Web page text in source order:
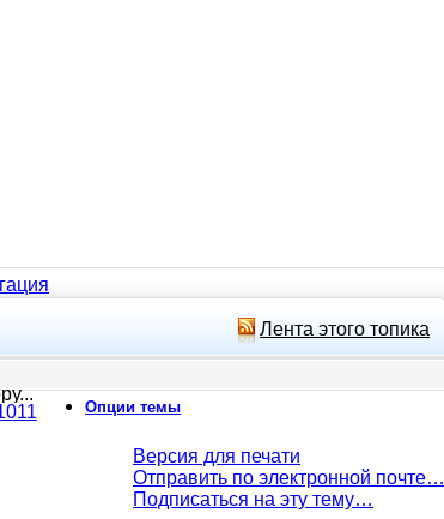
Лента этого топика
Опции темы
Версия для печати
Отправить по электронной почте…
Подписаться на эту тему…
11